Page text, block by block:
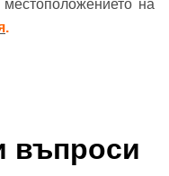
на
.
въпроси